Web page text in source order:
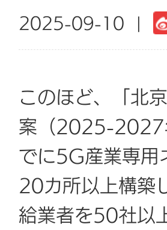
2025-09-10 |
このほど、「北
案（2025-2027
でに5G産業専用
20カ所以上構築
給業者を50社以